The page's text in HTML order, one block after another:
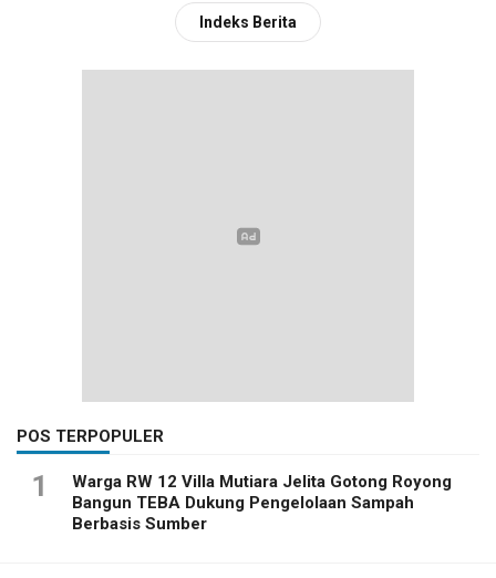
Indeks Berita
POS TERPOPULER
1
Warga RW 12 Villa Mutiara Jelita Gotong Royong
Bangun TEBA Dukung Pengelolaan Sampah
Berbasis Sumber